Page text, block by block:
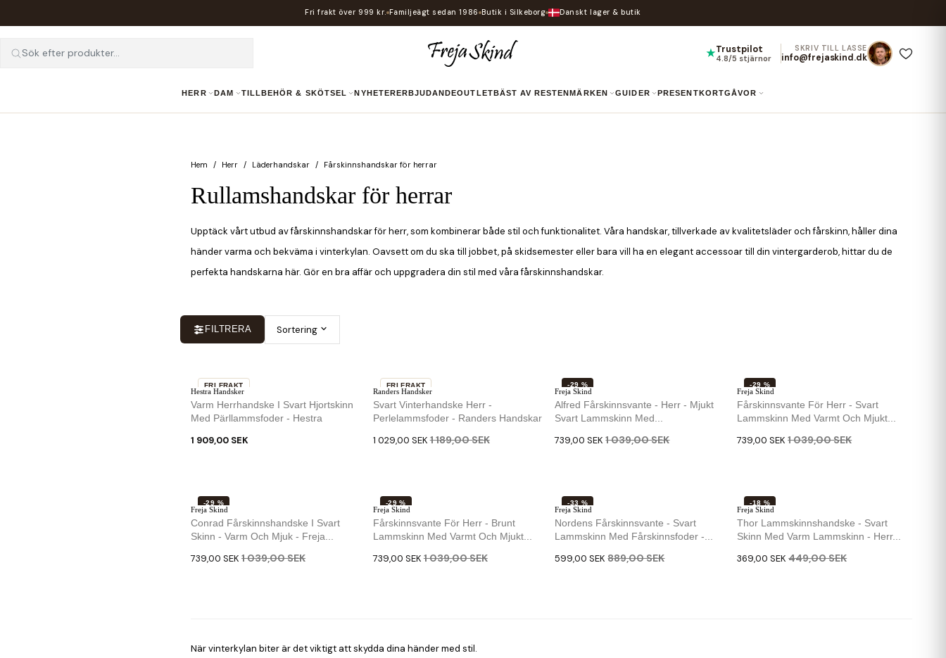
Fri frakt över 999 kr. Familjeägt sedan 1986 Butik i Silkeborg Danskt lager & butik
Sök efter produkter... ★Trustpilot
4.8/5 stjärnor
SKRIV TILL LASSE
info@frejaskind.dk
HERR DAM TILLBEHÖR & SKÖTSEL NYHETER ERBJUDANDE OUTLET BÄST AV RESTEN MÄRKEN GUIDER PRESENTKORT GÅVOR
Hem Herr Läderhandskar Fårskinnshandskar för herrar
Rullamshandskar för herrar
Upptäck vårt utbud av fårskinnshandskar för herr, som kombinerar både stil och funktionalitet. Våra handskar, tillverkade av kvalitetsläder och fårskinn, håller dina
händer varma och bekväma i vinterkylan. Oavsett om du ska till jobbet, på skidsemester eller bara vill ha en elegant accessoar till din vintergarderob, hittar du de
perfekta handskarna här. Gör en bra affär och uppgradera din stil med våra fårskinnshandskar.
FILTRERA Sortering
Hestra Handsker
Varm Herrhandske I Svart Hjortskinn
Med Pärllammsfoder - Hestra
1 909,00 SEK
FRI FRAKT
Randers Handsker
Svart Vinterhandske Herr -
Perlelammsfoder - Randers Handskar
1 029,00 SEK 1 189,00 SEK
-13 %
FRI FRAKT
Freja Skind
Alfred Fårskinnsvante - Herr - Mjukt
Svart Lammskinn Med...
739,00 SEK 1 039,00 SEK
-29 %
Freja Skind
Fårskinnsvante För Herr - Svart
Lammskinn Med Varmt Och Mjukt...
739,00 SEK 1 039,00 SEK
-29 %
Freja Skind
Conrad Fårskinnshandske I Svart
Skinn - Varm Och Mjuk - Freja...
739,00 SEK 1 039,00 SEK
-29 %
Freja Skind
Fårskinnsvante För Herr - Brunt
Lammskinn Med Varmt Och Mjukt...
739,00 SEK 1 039,00 SEK
-29 %
Freja Skind
Nordens Fårskinnsvante - Svart
Lammskinn Med Fårskinnsfoder -...
599,00 SEK 889,00 SEK
-33 %
Freja Skind
Thor Lammskinnshandske - Svart
Skinn Med Varm Lammskinn - Herr...
369,00 SEK 449,00 SEK
-18 %
När vinterkylan biter är det viktigt att skydda dina händer med stil.